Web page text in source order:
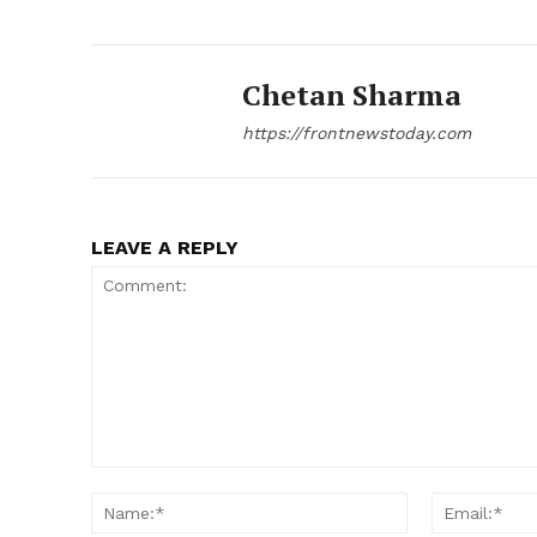
Chetan Sharma
https://frontnewstoday.com
LEAVE A REPLY
Name:*